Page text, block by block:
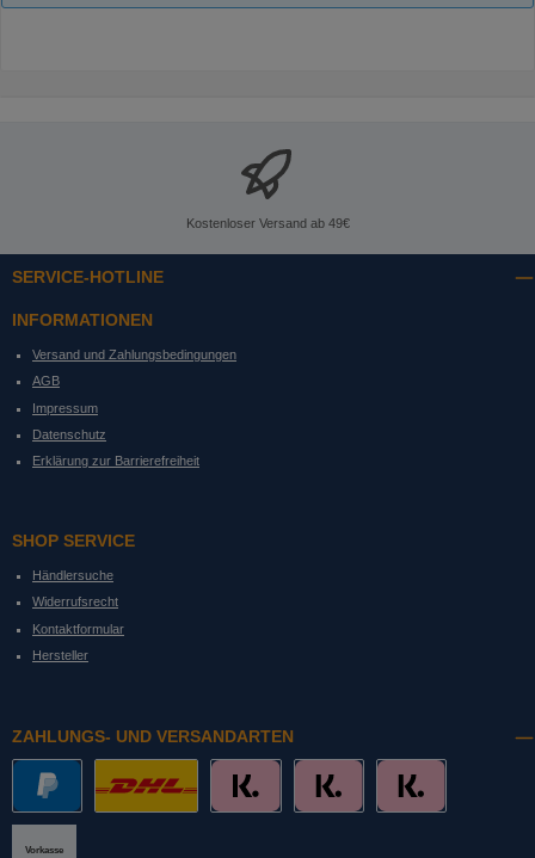
Kostenloser Versand ab 49€
SERVICE-HOTLINE
INFORMATIONEN
Versand und Zahlungsbedingungen
AGB
Impressum
Datenschutz
Erklärung zur Barrierefreiheit
SHOP SERVICE
Händlersuche
Widerrufsrecht
Kontaktformular
Hersteller
ZAHLUNGS- UND VERSANDARTEN
Vorkasse